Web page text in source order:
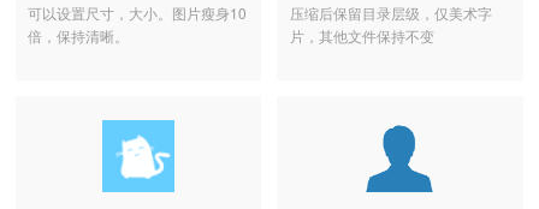
可以设置尺寸，大小。图片瘦身10
倍，保持清晰。
压缩后保留目录层级，仅美术字
片，其他文件保持不变